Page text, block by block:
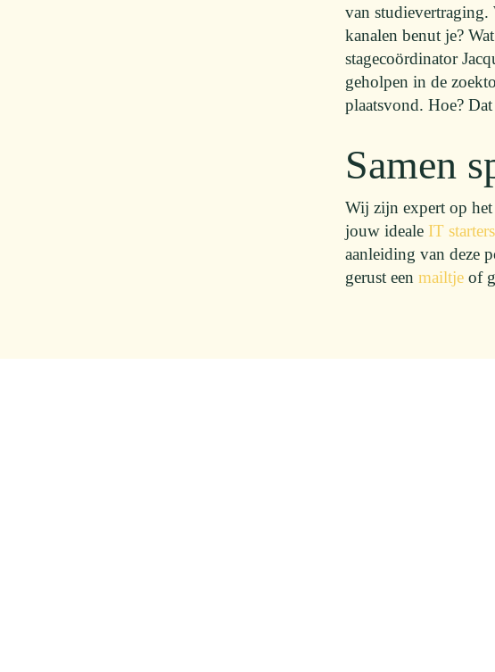
van studievertraging.
kanalen benut je?
stagecoördinator
geholpen in de
plaatsvond. Hoe?
Samen
Wij zijn expert op
jouw idealeIT
aanleiding van deze
gerust eenmailtje of